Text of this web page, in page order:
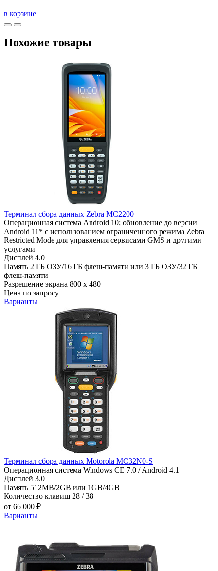
в корзине
Похожие товары
Терминал сбора данных Zebra MC2200
Операционная система Android 10; обновление до версии
Android 11* с использованием ограниченного режима Zebra
Restricted Mode для управления сервисами GMS и другими
услугами
Дисплей 4.0
Память 2 ГБ ОЗУ/16 ГБ флеш-памяти или 3 ГБ ОЗУ/32 ГБ
флеш-памяти
Разрешение экрана 800 x 480
Цена по запросу
Варианты
Терминал сбора данных Motorola MC32N0-S
Операционная система Windows CE 7.0 / Android 4.1
Дисплей 3.0
Память 512MB/2GB или 1GB/4GB
Количество клавиш 28 / 38
от 66 000 ₽
Варианты